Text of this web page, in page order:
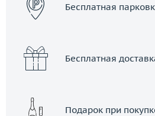
Бесплатная
Бесплатная
Подарок при